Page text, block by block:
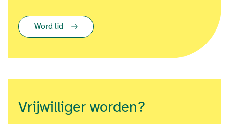
Word lid
Vrijwilliger worden?